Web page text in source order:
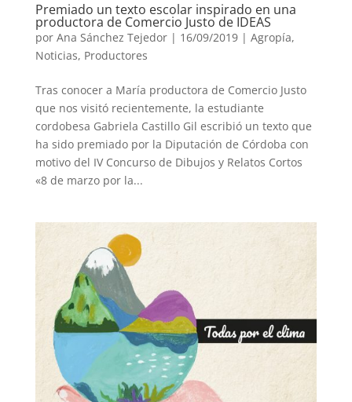
Premiado un texto escolar inspirado en una
productora de Comercio Justo de IDEAS
por Ana Sánchez Tejedor| 16/09/2019 | Agropía,
Noticias, Productores
Tras conocer a María productora de Comercio Justo
que nos visitó recientemente, la estudiante
cordobesa Gabriela Castillo Gil escribió un texto que
ha sido premiado por la Diputación de Córdoba con
motivo del IV Concurso de Dibujos y Relatos Cortos
«8 de marzo por la...